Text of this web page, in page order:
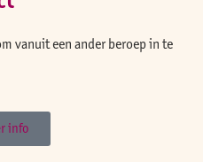
vanuit een ander beroep in te
info